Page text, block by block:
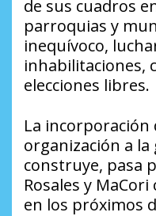
de sus cuadros
parroquias y
inequívoco,
inhabilitaciones,
elecciones libres.
La incorporación
organización a la
construye, pasa
Rosales y
en los próximos